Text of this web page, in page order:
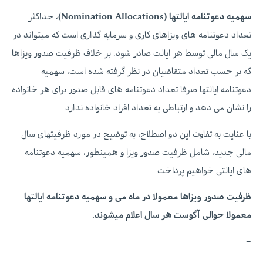
سهمیه دعوتنامه ایالتها (Nomination Allocations)
، حداکثر
تعداد دعوتنامه های ویزاهای کاری و سرمایه گذاری است که میتواند در
یک سال مالی توسط هر ایالت صادر شود. بر خلاف ظرفیت صدور ویزاها
که بر حسب تعداد متقاضیان در نظر گرفته شده است، سهمیه
دعوتنامه ایالتها صرفا تعداد دعوتنامه های قابل صدور برای هر خانواده
را نشان می دهد و ارتباطی به تعداد افراد خانواده ندارد.
با عنایت به تفاوت این دو اصطلاح، به توضیح در مورد ظرفیتهای سال
مالی جدید، شامل ظرفیت صدور ویزا و همینطور، سهمیه دعوتنامه
های ایالتی خواهیم پرداخت.
ظرفیت صدور ویزاها معمولا در ماه می و سهمیه دعوتنامه ایالتها
معمولا حوالی آگوست هر سال اعلام میشوند.
–